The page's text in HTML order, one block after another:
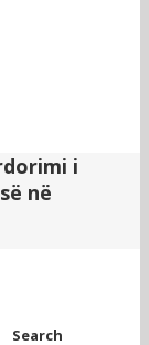
i
në
Search